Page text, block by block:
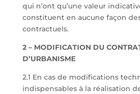
qui n’ont qu’une valeur
constituent en aucune façon
contractuels.
2 – MODIFICATION DU
D’URBANISME
2.1 En cas de modifications
indispensables à la réalisation